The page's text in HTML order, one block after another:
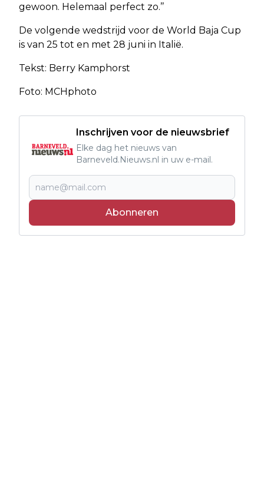
gewoon. Helemaal perfect zo.’’
De volgende wedstrijd voor de World Baja Cup
is van 25 tot en met 28 juni in Italië.
Tekst: Berry Kamphorst
Foto: MCHphoto
Inschrijven voor de nieuwsbrief
Elke dag het nieuws van
Barneveld.Nieuws.nl in uw e-mail.
Abonneren